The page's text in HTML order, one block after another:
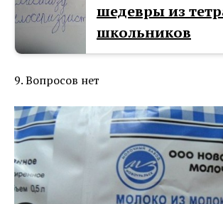
шедевры из
школьников
9. Вопросов нет